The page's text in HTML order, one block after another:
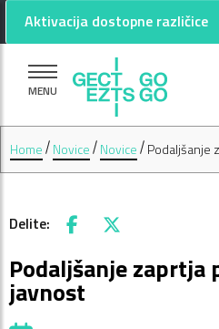
Pojdi na glavno vsebino
Pojdi na nogo strani
Aktivacija dostopne različice
MENU
Home Novice Novice Podaljšanje
Delite: Facebook
X
Podaljšanje zaprtja
javnost